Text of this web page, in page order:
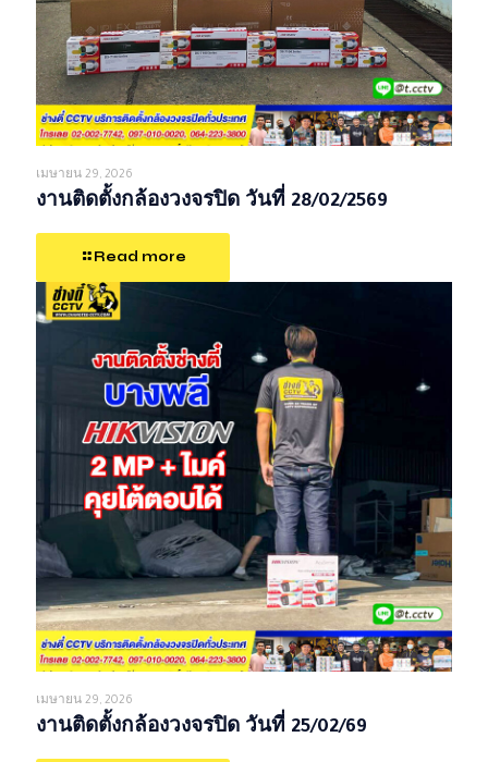
เมษายน 29, 2026
งานติดตั้งกล้องวงจรปิด วันที่ 28/02/2569
Read more
เมษายน 29, 2026
งานติดตั้งกล้องวงจรปิด วันที่ 25/02/69